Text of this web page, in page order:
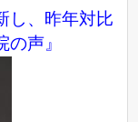
し、昨年対比
声』